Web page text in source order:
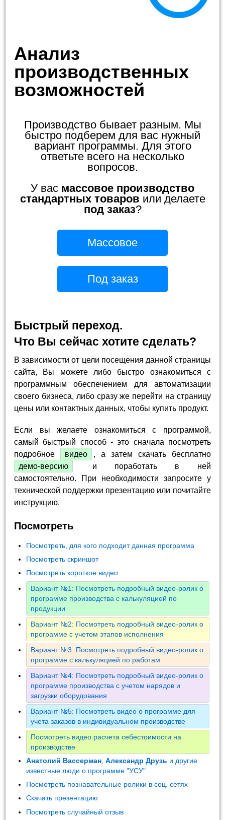
Анализ
производственных
возможностей
Производство бывает разным. Мы
быстро подберем для вас нужный
вариант программы. Для этого
ответьте всего на несколько
вопросов.
У вас массовое производство
стандартных товаров или делаете
под заказ?
Массовое
Под заказ
Быстрый переход.
Что Вы сейчас хотите сделать?
В зависимости от цели посещения данной страницы
сайта, Вы можете либо быстро ознакомиться с
программным обеспечением для автоматизации
своего бизнеса, либо сразу же перейти на страницу
цены или контактных данных, чтобы купить продукт.
Если вы желаете ознакомиться с программой,
самый быстрый способ - это сначала посмотреть
подробное
видео
, а затем скачать бесплатно
демо-версию
и поработать в ней
самостоятельно. При необходимости запросите у
технической поддержки презентацию или почитайте
инструкцию.
Посмотреть
Посмотреть, для кого подходит данная программа
Посмотреть скриншот
Посмотреть короткое видео
Вариант №1: Посмотреть подробный видео-ролик о
программе производства с калькуляцией по
продукции
Вариант №2: Посмотреть подробный видео-ролик о
программе с учетом этапов исполнения
Вариант №3: Посмотреть подробный видео-ролик о
программе с калькуляцией по работам
Вариант №4: Посмотреть подробный видео-ролик о
программе производства с учетом нарядов и
загрузки оборудования
Вариант №5: Посмотреть видео о программе для
учета заказов в индивидуальном производстве
Посмотреть видео расчета себестоимости на
производстве
Анатолий Вассерман ,Александр Друзь и другие
известные люди о программе "УСУ"
Посмотреть познавательные ролики в соц. сетях
Скачать презентацию
Посмотреть случайный отзыв